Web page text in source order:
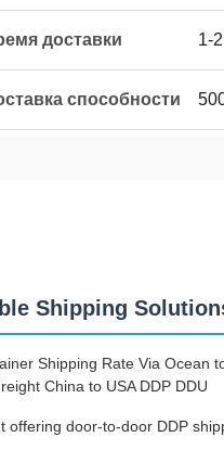
доставки 1-
способности
Shipping
Shipping Rate Via Ocean
China to USA DDP DDU
door-to-door DDP